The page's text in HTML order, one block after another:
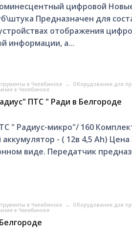
цифровой
Предназначен для
отображения
информации, а...
в Челябинске → Оборудование для
в Челябинске
ПТС " Ради в Белгороде
" Радиус-микро"/ 160
- ( 12в 4,5 Аh) Цена
виде. Передатчик
в Челябинске → Оборудование для
в Челябинске